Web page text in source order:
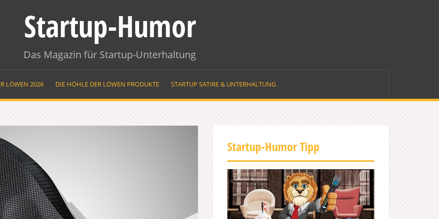
Startup-Humor
Das Magazin für Startup-Unterhaltung
LÖWEN 2026 DIE HÖHLE DER LÖWEN PRODUKTE STARTUP SATIRE & UNTERHALTUNG
Startup-Humor Tipp